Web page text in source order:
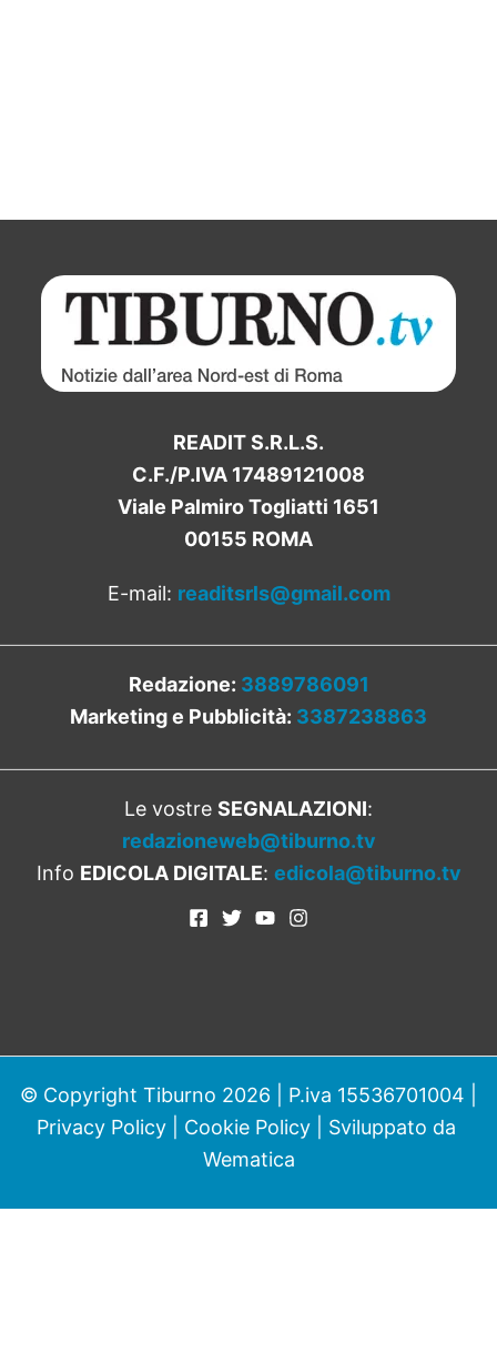
READIT S.R.L.S.
C.F./P.IVA 17489121008
Viale Palmiro Togliatti 1651
00155 ROMA
E-mail: readitsrls@gmail.com
Redazione: 3889786091
Marketing e Pubblicità: 3387238863
Le vostre SEGNALAZIONI:
redazioneweb@tiburno.tv
Info EDICOLA DIGITALE: edicola@tiburno.tv
© Copyright Tiburno 2026 | P.iva 15536701004 |
Privacy Policy| Cookie Policy| Sviluppato da
Wematica